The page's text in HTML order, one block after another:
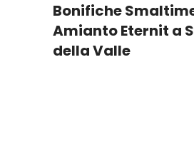
Bonifiche
Amianto Eternit a
della Valle